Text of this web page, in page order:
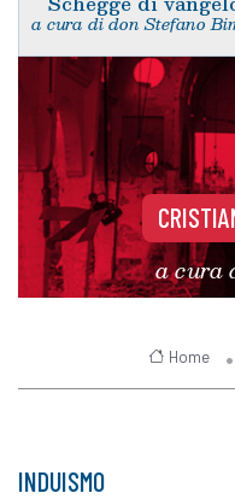
a cura di don Stefano
a cura
Home
INDUISMO